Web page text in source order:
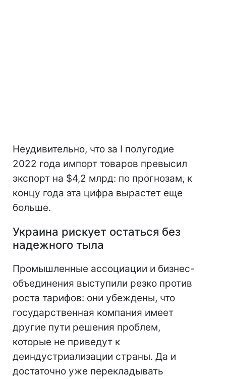
Неудивительно, что за I полугодие
2022 года импорт товаров превысил
экспорт на $4,2 млрд: по прогнозам, к
концу года эта цифра вырастет еще
больше.
Украина рискует остаться без
надежного тыла
Промышленные ассоциации и бизнес-
объединения выступили резко против
роста тарифов: они убеждены, что
государственная компания имеет
другие пути решения проблем,
которые не приведут к
деиндустриализации страны. Да и
достаточно уже перекладывать